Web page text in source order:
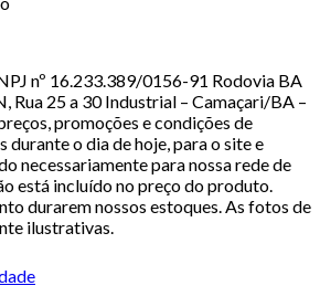
nº 16.233.389/0156-91 Rodovia BA
Rua 25 a 30 Industrial – Camaçari/BA –
promoções e condições de
durante o dia de hoje, para o site e
necessariamente para nossa rede de
está incluído no preço do produto.
durarem nossos estoques. As fotos de
ilustrativas.